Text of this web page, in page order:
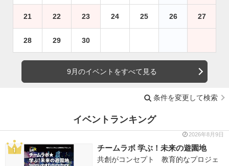
21 22 23 24 25 26 27
28 29 30
9月のイベントをすべて見る
条件を変更して検索
イベントランキング
2026年8月9日
チームラボ 学ぶ！未来の遊園地
共創がコンセプト 教育的なプロジェ